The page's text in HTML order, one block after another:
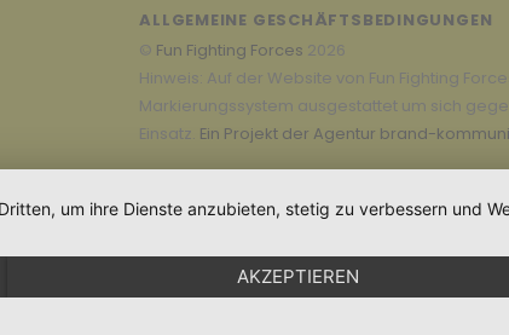
ALLGEMEINE GESCHÄFTSBEDINGUNGEN
© Fun Fighting Forces 2026
Hinweis: Auf der Website von Fun Fighting
Markierungssystem ausgestattet um sich
Einsatz. Ein Projekt der Agentur brand-
um ihre Dienste anzubieten, stetig zu verbessern und
AKZEPTIEREN